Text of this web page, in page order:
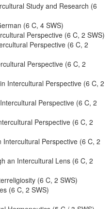
Study and Research (6
(6 C, 4 SWS)
Perspective (6 C, 2 SWS)
Perspective (6 C, 2
Perspective (6 C, 2
Intercultural Perspective (6 C, 2
Perspective (6 C, 2
Perspective (6 C, 2
Intercultural Perspective (6 C, 2
an Intercultural Lens (6 C, 2
(6 C, 2 SWS)
(6 C, 2 SWS)